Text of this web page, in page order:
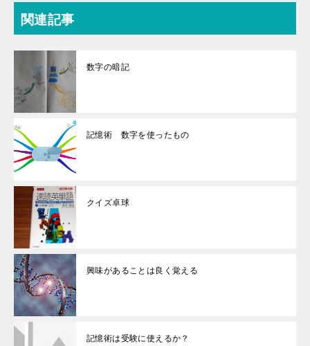
関連記事
数字の暗記
記憶術 数字を使ったもの
クイズ卓球
興味があることは良く覚える
記憶術は受験に使えるか？